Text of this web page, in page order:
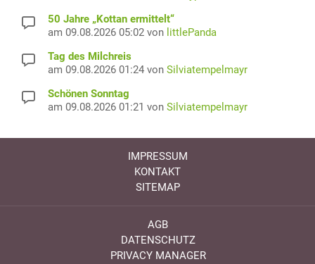
50 Jahre „Kottan ermittelt“
am 09.08.2026 05:02 von littlePanda
Tag des Milchreis
am 09.08.2026 01:24 von Silviatempelmayr
Schönen Sonntag
am 09.08.2026 01:21 von Silviatempelmayr
IMPRESSUM
KONTAKT
SITEMAP
AGB
DATENSCHUTZ
PRIVACY MANAGER